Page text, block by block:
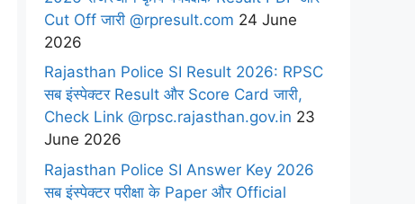
Cut Off जारी @rpresult.com 24 June
2026
Rajasthan Police SI Result 2026: RPSC
सब इंस्पेक्टर Result और Score Card जारी,
Check Link @rpsc.rajasthan.gov.in 23
June 2026
Rajasthan Police SI Answer Key 2026
सब इंस्पेक्टर परीक्षा के Paper और Official